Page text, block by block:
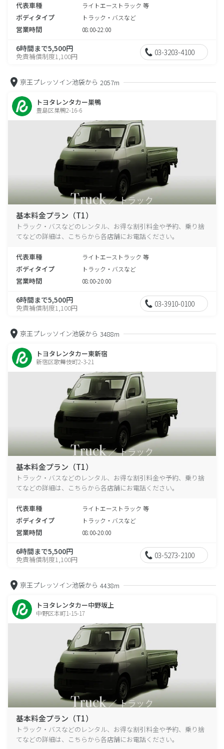
代表車種 ライトエーストラック 等
ボディタイプ トラック・バスなど
営業時間 08:00-22:00
6時間まで5,500円
免責補償制度1,100円 03-3203-4100
京王プレッソイン池袋から 2057m
トヨタレンタカー巣鴨
豊島区巣鴨2-16-6
基本料金プラン（T1）
トラック・バスなどのレンタル、お得な割引料金や予約、乗り捨
てなどの詳細は、こちらから各店舗にお電話ください。
代表車種 ライトエーストラック 等
ボディタイプ トラック・バスなど
営業時間 08:00-20:00
6時間まで5,500円
免責補償制度1,100円 03-3910-0100
京王プレッソイン池袋から 3488m
トヨタレンタカー東新宿
新宿区歌舞伎町2-3-21
基本料金プラン（T1）
トラック・バスなどのレンタル、お得な割引料金や予約、乗り捨
てなどの詳細は、こちらから各店舗にお電話ください。
代表車種 ライトエーストラック 等
ボディタイプ トラック・バスなど
営業時間 08:00-20:00
6時間まで5,500円
免責補償制度1,100円 03-5273-2100
京王プレッソイン池袋から 4438m
トヨタレンタカー中野坂上
中野区本町1-15-17
基本料金プラン（T1）
トラック・バスなどのレンタル、お得な割引料金や予約、乗り捨
てなどの詳細は、こちらから各店舗にお電話ください。